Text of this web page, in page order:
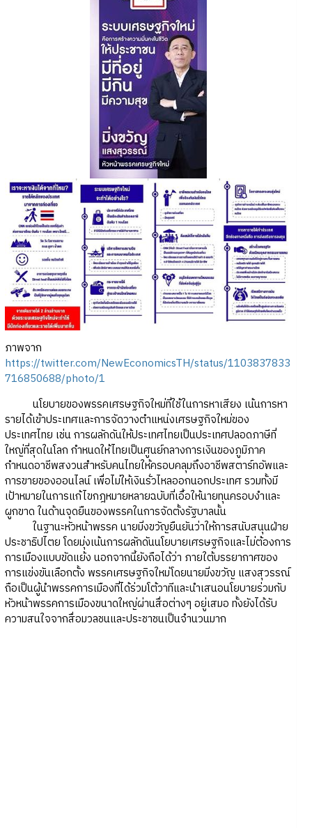
ภาพจาก
https://twitter.com/NewEconomicsTH/status/1103837833
716850688/photo/1
นโยบายของพรรคเศรษฐกิจใหม่ที่ใช้ในการหาเสียง เน้นการหา
รายได้เข้าประเทศและการจัดวางตำแหน่งเศรษฐกิจใหม่ของ
ประเทศไทย เช่น การผลักดันให้ประเทศไทยเป็นประเทศปลอดภาษีที่
ใหญ่ที่สุดในโลก กำหนดให้ไทยเป็นศูนย์กลางการเงินของภูมิภาค
กำหนดอาชีพสงวนสำหรับคนไทยให้ครอบคลุมถึงอาชีพสตาร์ทอัพและ
การขายของออนไลน์ เพื่อไม่ให้เงินรั่วไหลออกนอกประเทศ รวมทั้งมี
เป้าหมายในการแก้ไขกฎหมายหลายฉบับที่เอื้อให้นายทุนครอบงำและ
ผูกขาด ในด้านจุดยืนของพรรคในการจัดตั้งรัฐบาลนั้น
ในฐานะหัวหน้าพรรค นายมิ่งขวัญยืนยันว่าให้การสนับสนุนฝ่าย
ประชาธิปไตย โดยมุ่งเน้นการผลักดันนโยบายเศรษฐกิจและไม่ต้องการ
การเมืองแบบขัดแย้ง นอกจากนี้ยังถือได้ว่า ภายใต้บรรยากาศของ
การแข่งขันเลือกตั้ง พรรคเศรษฐกิจใหม่โดยนายมิ่งขวัญ แสงสุวรรณ์
ถือเป็นผู้นำพรรคการเมืองที่ได้ร่วมโต้วาทีและนำเสนอนโยบายร่วมกับ
หัวหน้าพรรคการเมืองขนาดใหญ่ผ่านสื่อต่างๆ อยู่เสมอ ทั้งยังได้รับ
ความสนใจจากสื่อมวลชนและประชาชนเป็นจำนวนมาก